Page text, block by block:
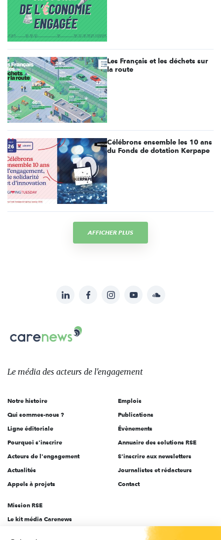
Les Français et les déchets sur
la route
Célébrons ensemble les 10 ans
du Fonds de dotation Kerpape
AFFICHER PLUS
sur:
LinkedInFacebookInstagramYouTubeSoundcloud
Le
des
l'engagement
Le média des acteurs de l'engagement
Notre histoire
Qui sommes-nous ?
Ligne éditoriale
Pourquoi s'inscrire
Acteurs de l'engagement
Actualités
Appels à projets
Emplois
Publications
Évènements
Annuaire des solutions RSE
S'inscrire aux newsletters
Journalistes et rédacteurs
Contact
Mission RSE
Le kit média Carenews